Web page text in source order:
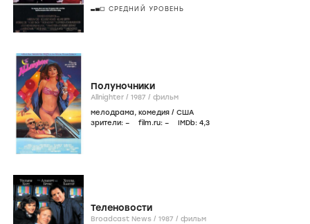
СРЕДНИЙ УРОВЕНЬ
Полуночники
Allnighter / 1987 / фильм
мелодрама, комедия / США
зрители: – film.ru: – IMDb: 4,3
Теленовости
Broadcast News / 1987 / фильм